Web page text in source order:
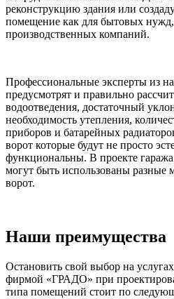
реконструкцию здания или
помещение как для бытовых нужд,
производственных компаний.
Профессиональные эксперты из
предусмотрят и правильно
водоотведения, достаточный
необходимость утепления,
приборов и батарейных
ворот которые будут не просто
функциональны. В проекте
могут быть использованы разные
ворот.
Наши преимущества
Остановить свой выбор на
фирмой «ГРАДО» при
типа помещений стоит по